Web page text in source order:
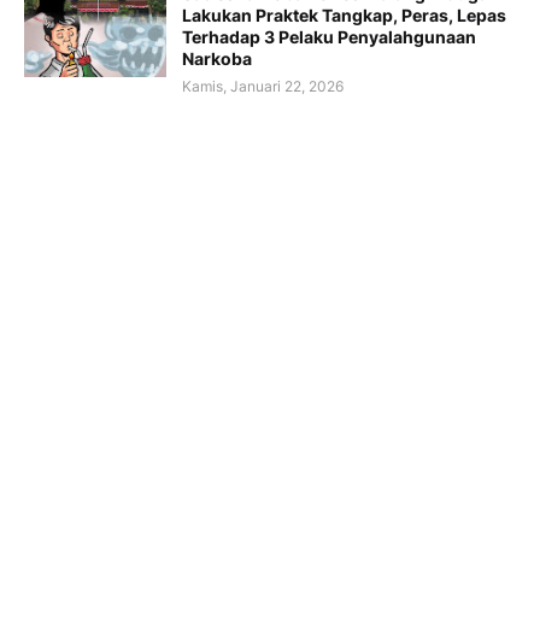
Lakukan Praktek Tangkap, Peras, Lepas
Terhadap 3 Pelaku Penyalahgunaan
Narkoba
Kamis, Januari 22, 2026